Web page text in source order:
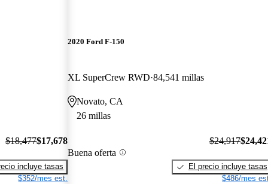
$18,477$17,678
incluye tasas
$352/mes est.
2020 Ford F-150
XL SuperCrew RWD 84,541 millas
Novato, CA
26 millas
Buena oferta
$24,917
El precio incluye tasas
$486/mes